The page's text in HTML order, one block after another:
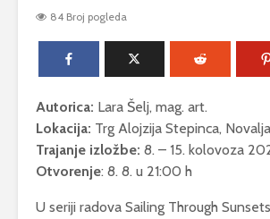
84 Broj pogleda
Autorica: Lara Šelj, mag. art.
Lokacija: Trg Alojzija Stepinca,
Trajanje izložbe: 8. – 15. kolovoza
Otvorenje: 8. 8. u 21:00 h
U seriji radova Sailing Through
Podmorska izložba
Prodajna izložba
fotografija „Timbar
lipote“ Anton Dabo
– Kirin